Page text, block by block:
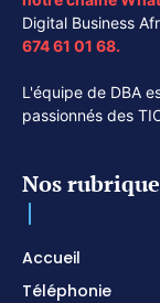
Digital Business
674 61 01 68.
L'équipe de DBA
passionnés des
Nos
Accueil
Téléphonie